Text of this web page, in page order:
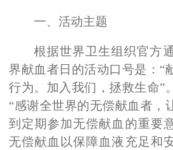
一、活动主题
根据世界卫生组织官方
界献血者日的活动口号是：“
行为。加入我们，拯救生命”
“感谢全世界的无偿献血者，
到定期参加无偿献血的重要
无偿献血以保障血液充足和